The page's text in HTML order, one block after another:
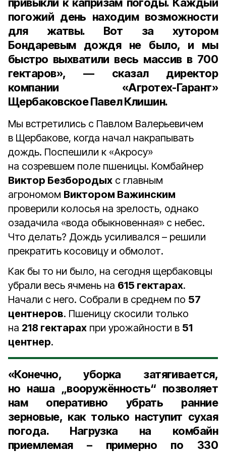
погожий день находим возможности
для жатвы. Вот за хутором
Бондаревым дождя не было, и мы
быстро выхватили весь массив в 700
гектаров», — сказал директор
компании «Агротех-Гарант»
Щербаковское Павел Клишин.
Мы встретились с Павлом Валерьевичем
в Щербакове, когда начал накрапывать
дождь. Поспешили к «Акросу»
на созревшем поле пшеницы. Комбайнер
Виктор Безбородых с главным
агрономом Виктором Важинским
проверили колосья на зрелость, однако
озадачила «вода обыкновенная» с небес.
Что делать? Дождь усиливался – решили
прекратить косовицу и обмолот.
Как бы то ни было, на сегодня щербаковцы
убрали весь ячмень на 615 гектарах.
Начали с него. Собрали в среднем по 57
центнеров. Пшеницу скосили только
на 218 гектарах при урожайности в 51
центнер.
«Конечно, уборка затягивается,
но наша „вооружённость“ позволяет
нам оперативно убрать ранние
зерновые, как только наступит сухая
погода. Нагрузка на комбайн
приемлемая – примерно по 330